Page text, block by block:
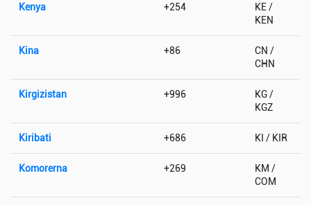
Kenya +254
KE /
KEN
Kina +86
CN /
CHN
Kirgizistan +996
KG /
KGZ
Kiribati +686 KI / KIR
Komorerna +269
KM /
COM